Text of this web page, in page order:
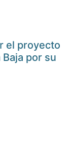
el proyecto
por su